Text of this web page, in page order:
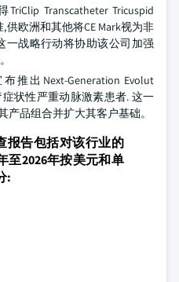
Transcatheter Tricuspid
,供欧洲和其他将CE Mark视为非
一战略行动将协助该公司加强
推出Next-Generation Evolut
症状性严重动脉激素患者. 这一
品组合并扩大其客户基础。
报告包括对该行业的
至2026年按美元和单
: